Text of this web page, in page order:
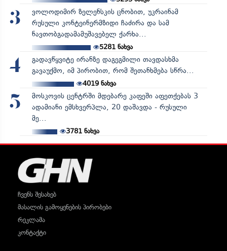
3
ვოლოდიმირ ზელენსკის ცნობით, უკრაინამ
რუსული კონტეინერმზიდი ჩაძირა და სამ
ნავთობგადამამუშავებელ ქარხა...
5281ნახვა
4
გადავწყვიტე ირანზე დაგეგმილი თავდასხმა
გავაუქმო, იმ პირობით, რომ შეთანხმება სწრა...
4019ნახვა
5
მოსკოვის ცენტრში მდებარე კაფეში აფეთქებას 3
ადამიანი ემსხვერპლა, 20 დაშავდა - რუსული
მე...
3781ნახვა
ჩვენს შესახებ
მასალის გამოყენების პირობები
რეკლამა
კონტაქტი